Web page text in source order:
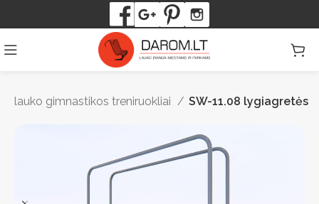
lauko gimnastikos treniruokliai SW-11.08 lygiagretės